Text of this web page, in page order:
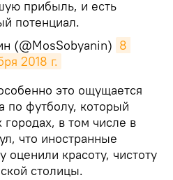
прибыль, и есть
потенциал.
(@MosSobyanin) 8
2018 г.
это ощущается
по футболу, который
в том числе в
что иностранные
оценили красоту, чистоту
столицы.